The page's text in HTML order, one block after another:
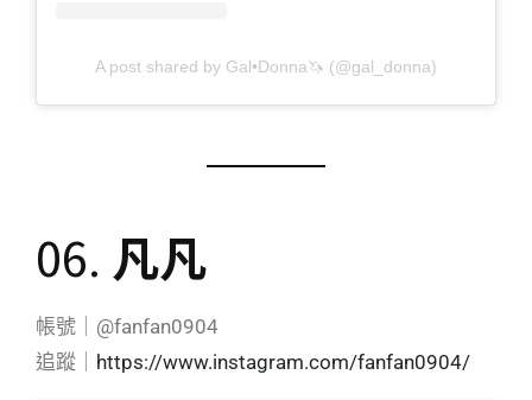
A post shared by Gal•Donna🦄 (@gal_donna)
06. 凡凡
帳號｜@fanfan0904
追蹤｜ https://www.instagram.com/fanfan0904/